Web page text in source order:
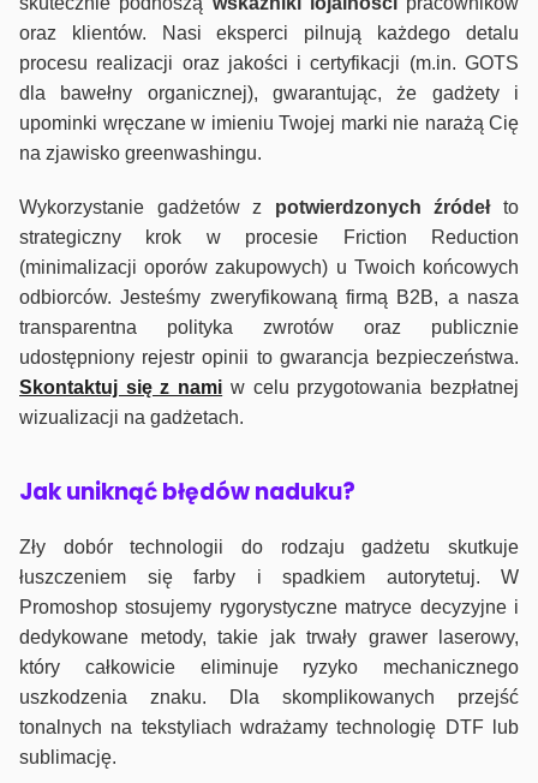
oraz klientów. Nasi eksperci pilnują każdego detalu
procesu realizacji oraz jakości i certyfikacji (m.in. GOTS
dla bawełny organicznej), gwarantując, że gadżety i
upominki wręczane w imieniu Twojej marki nie narażą Cię
na zjawisko greenwashingu.
Wykorzystanie gadżetów z potwierdzonych źródełto
strategiczny krok w procesie Friction Reduction
(minimalizacji oporów zakupowych) u Twoich końcowych
odbiorców. Jesteśmy zweryfikowaną firmą B2B, a nasza
transparentna polityka zwrotów oraz publicznie
udostępniony rejestr opinii to gwarancja bezpieczeństwa.
Skontaktuj się z nami w celu przygotowania bezpłatnej
wizualizacji na gadżetach.
Jak uniknąć błędów naduku?
Zły dobór technologii do rodzaju gadżetu skutkuje
łuszczeniem się farby i spadkiem autorytetuj. W
Promoshop stosujemy rygorystyczne matryce decyzyjne i
dedykowane metody, takie jak trwały grawer laserowy,
który całkowicie eliminuje ryzyko mechanicznego
uszkodzenia znaku. Dla skomplikowanych przejść
tonalnych na tekstyliach wdrażamy technologię DTF lub
sublimację.